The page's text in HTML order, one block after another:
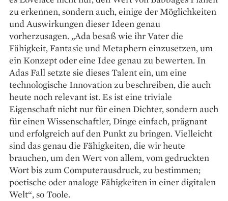
zu erkennen, sondern auch, einige der Möglichkeiten
und Auswirkungen dieser Ideen genau
vorherzusagen. „Ada besaß wie ihr Vater die
Fähigkeit, Fantasie und Metaphern einzusetzen, um
ein Konzept oder eine Idee genau zu bewerten. In
Adas Fall setzte sie dieses Talent ein, um eine
technologische Innovation zu beschreiben, die auch
heute noch relevant ist. Es ist eine triviale
Eigenschaft nicht nur für einen Dichter, sondern auch
für einen Wissenschaftler, Dinge einfach, prägnant
und erfolgreich auf den Punkt zu bringen. Vielleicht
sind das genau die Fähigkeiten, die wir heute
brauchen, um den Wert von allem, vom gedruckten
Wort bis zum Computerausdruck, zu bestimmen;
poetische oder analoge Fähigkeiten in einer digitalen
Welt“, so Toole.